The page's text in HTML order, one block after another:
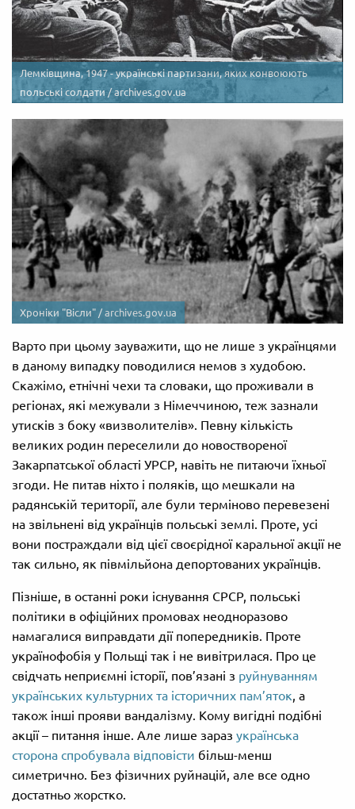
Лемківщина, 1947 - українські партизани, яких конвоюють
польські солдати / archives.gov.ua
Хроніки "Вісли" / archives.gov.ua
Варто при цьому зауважити, що не лише з українцями
в даному випадку поводилися немов з худобою.
Скажімо, етнічні чехи та словаки, що проживали в
регіонах, які межували з Німеччиною, теж зазнали
утисків з боку «визволителів». Певну кількість
великих родин переселили до новоствореної
Закарпатської області УРСР, навіть не питаючи їхньої
згоди. Не питав ніхто і поляків, що мешкали на
радянській території, але були терміново перевезені
на звільнені від українців польські землі. Проте, усі
вони постраждали від цієї своєрідної каральної акції не
так сильно, як півмільйона депортованих українців.
Пізніше, в останні роки існування СРСР, польські
політики в офіційних промовах неодноразово
намагалися виправдати дії попередників. Проте
українофобія у Польщі так і не вивітрилася. Про це
свідчать неприємні історії, пов’язані з руйнуванням
українських культурних та історичних пам’яток, а
також інші прояви вандалізму. Кому вигідні подібні
акції – питання інше. Але лише зараз українська
сторона спробувала відповісти більш-менш
симетрично. Без фізичних руйнацій, але все одно
достатньо жорстко.